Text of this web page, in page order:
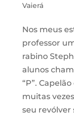
Vaierá
Nos meus
professor
rabino
alunos
“P”.
muitas
seu revólver